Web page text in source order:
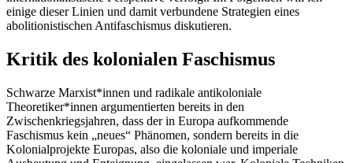
einige dieser Linien und damit verbundene Strategien eines
abolitionistischen Antifaschismus diskutieren.
Kritik des kolonialen Faschismus
Schwarze Marxist*innen und radikale antikoloniale
Theoretiker*innen argumentierten bereits in den
Zwischenkriegsjahren, dass der in Europa aufkommende
Faschismus kein „neues“ Phänomen, sondern bereits in die
Kolonialprojekte Europas, also die koloniale und imperiale